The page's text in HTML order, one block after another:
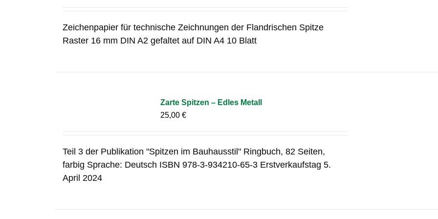
Zeichenpapier für technische Zeichnungen der Flandrischen Spitze
Raster 16 mm DIN A2 gefaltet auf DIN A4 10 Blatt
Zarte Spitzen – Edles Metall
25,00€
Teil 3 der Publikation "Spitzen im Bauhausstil" Ringbuch, 82 Seiten,
farbig Sprache: Deutsch ISBN 978-3-934210-65-3 Erstverkaufstag 5.
April 2024